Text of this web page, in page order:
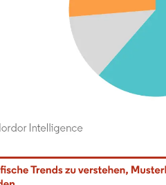
erfordert Namensnennung gemäß CC BY